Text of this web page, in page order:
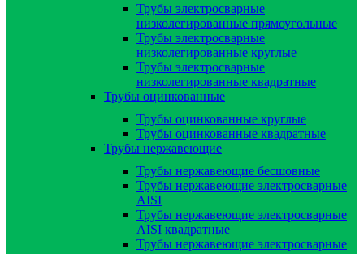
Трубы электросварные
низколегированные прямоугольные
Трубы электросварные
низколегированные круглые
Трубы электросварные
низколегированные квадратные
Трубы оцинкованные
Трубы оцинкованные круглые
Трубы оцинкованные квадратные
Трубы нержавеющие
Трубы нержавеющие бесшовные
Трубы нержавеющие электросварные
AISI
Трубы нержавеющие электросварные
AISI квадратные
Трубы нержавеющие электросварные